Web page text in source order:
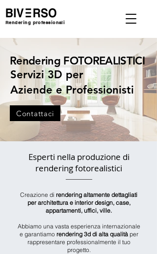
Rendering professionali
Rendering FOTOREALISTICI
Servizi 3D per
Aziende e Professionisti
Contattaci
Esperti nella produzione di
rendering fotorealistici
Creazione di rendering altamente dettagliati
per architettura e interior design, case,
appartamenti, uffici, ville.
Abbiamo una vasta esperienza internazionale
e garantiamo rendering 3d di alta qualitàper
rappresentare professionalmente il tuo
progetto.